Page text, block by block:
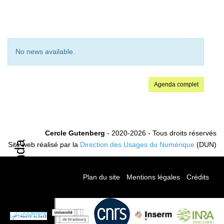
Agenda
No news available.
Agenda complet
Cercle Gutenberg - 2020-2026 - Tous droits réservés
Site web réalisé par la Direction des Usages du Numérique (DUN)
Plan du site Mentions légales Crédits